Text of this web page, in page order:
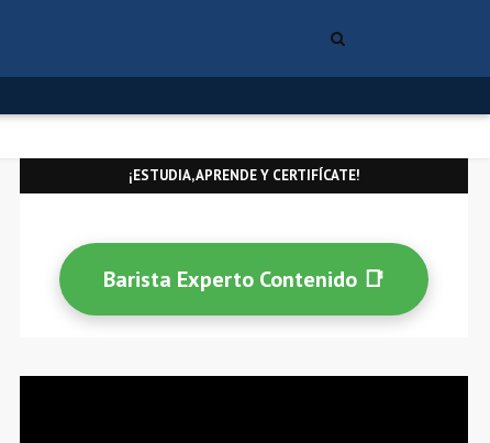
¡ESTUDIA, APRENDE Y CERTIFÍCATE!
Barista Experto Contenido 📑